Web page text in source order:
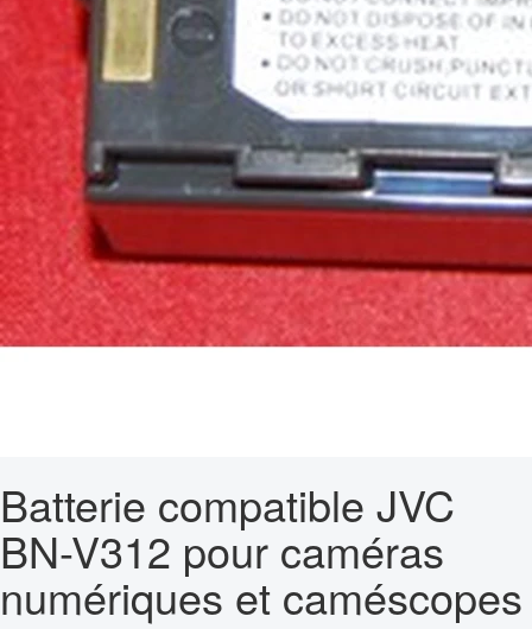
Batterie compatible JVC
BN-V312 pour caméras
numériques et caméscopes